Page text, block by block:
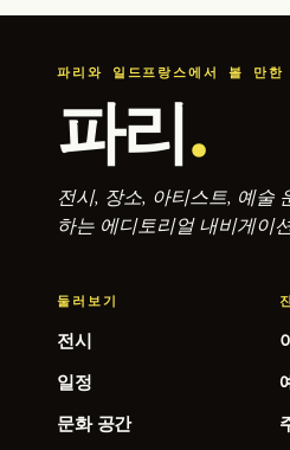
파리와 일드프랑스에서 볼 만한
파리.
전시, 장소, 아티스트, 예술
하는 에디토리얼 내비게이
둘러보기
전시
일정
문화 공간